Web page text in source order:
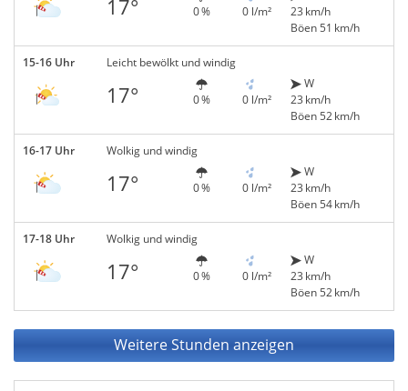
17° 0 % 0 l/m²
23 km/h
Böen 51 km/h
15-16 Uhr Leicht bewölkt und windig
17° 0 % 0 l/m²
W
23 km/h
Böen 52 km/h
16-17 Uhr Wolkig und windig
17° 0 % 0 l/m²
W
23 km/h
Böen 54 km/h
17-18 Uhr Wolkig und windig
17° 0 % 0 l/m²
W
23 km/h
Böen 52 km/h
Weitere Stunden anzeigen